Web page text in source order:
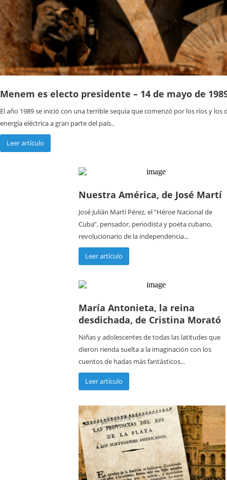
Menem es electo presidente – 14 de mayo de
El año 1989 se inició con una terrible sequía que comenzó por los ríos y
energía eléctrica a gran parte del país..
Leer artículo
Nuestra América, de José Martí
José Julián Martí Pérez, el “Héroe Nacional de
Cuba”, pensador, periodista y poeta cubano,
revolucionario de la independencia...
Leer artículo
María Antonieta, la reina
desdichada, de Cristina Morató
Niñas y adolescentes de todas las latitudes que
dieron rienda suelta a la imaginación con los
cuentos de hadas más fantásticos...
Leer artículo